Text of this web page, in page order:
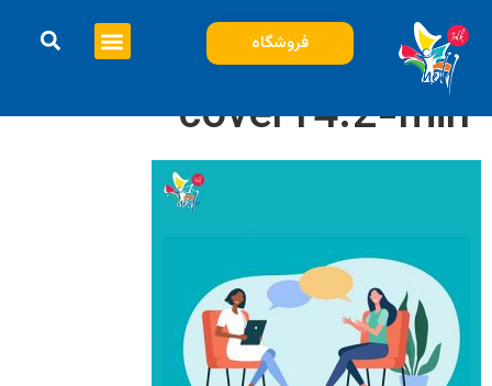
فروشگاه
cover14.2-min